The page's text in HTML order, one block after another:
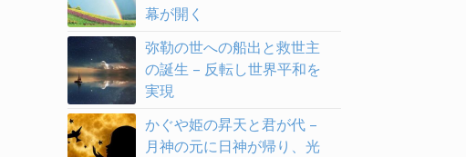
幕が開く
弥勒の世への船出と救世主
の誕生 – 反転し世界平和を
実現
かぐや姫の昇天と君が代 –
月神の元に日神が帰り、光